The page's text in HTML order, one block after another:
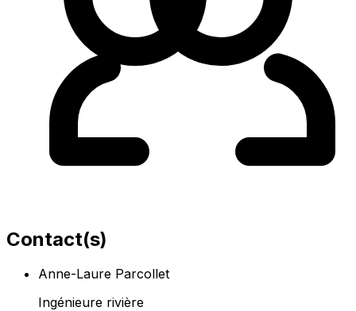
Contact(s)
Anne-Laure Parcollet
Ingénieure rivière